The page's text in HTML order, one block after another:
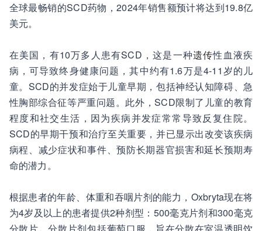
全球最畅销的SCD药物，2024年销售额预计将达到19.8亿
美元。
在美国，有10万多人患有SCD，这是一种遗传性血液疾
病，可导致终身健康问题，其中约有1.6万是4-11岁的儿
童。SCD的并发症始于儿童早期，包括神经认知障碍、急
性胸部综合征等严重问题。此外，SCD限制了儿童的教育
程度和社交生活，因为疾病并发症常常导致反复住院。
SCD的早期干预和治疗至关重要，并已显示出改变该疾病
病程、减少症状和事件、预防长期器官损害和延长预期寿
命的潜力。
根据患者的年龄、体重和吞咽片剂的能力，Oxbryta现在将
为4岁及以上的患者提供2种剂型：500毫克片剂和300毫克